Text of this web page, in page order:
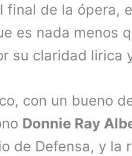
final de la ópera,
es nada menos
su claridad lirica
con un bueno
Donnie Ray
de Defensa, y la